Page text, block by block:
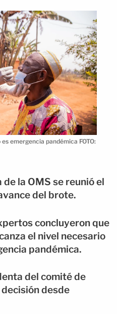
emergencia pandémica FOTO:
la OMS se reunió el
del brote.
concluyeron que
el nivel necesario
pandémica.
del comité de
desde